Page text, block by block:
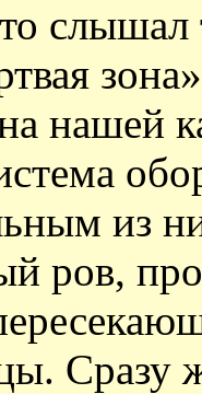
нашей
из
ров,
Сразу